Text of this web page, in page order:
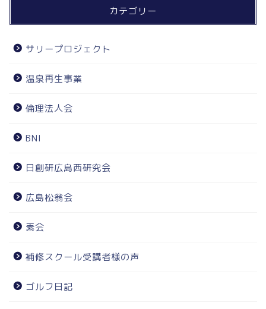
カテゴリー
サリープロジェクト
温泉再生事業
倫理法人会
BNI
日創研広島西研究会
広島松翁会
素会
補修スクール受講者様の声
ゴルフ日記